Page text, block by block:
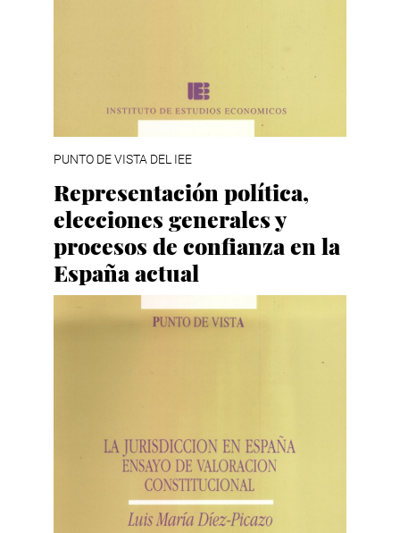
PUNTO DE VISTA DEL IEE
Representación política,
elecciones generales y
procesos de confianza en la
España actual